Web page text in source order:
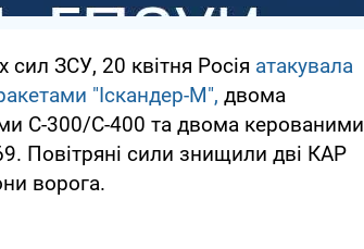
ЗСУ, 20 квітня Росія атакувала
"Іскандер-М", двома
С-300/С-400 та двома керованими
Повітряні сили знищили дві КАР
ворога.